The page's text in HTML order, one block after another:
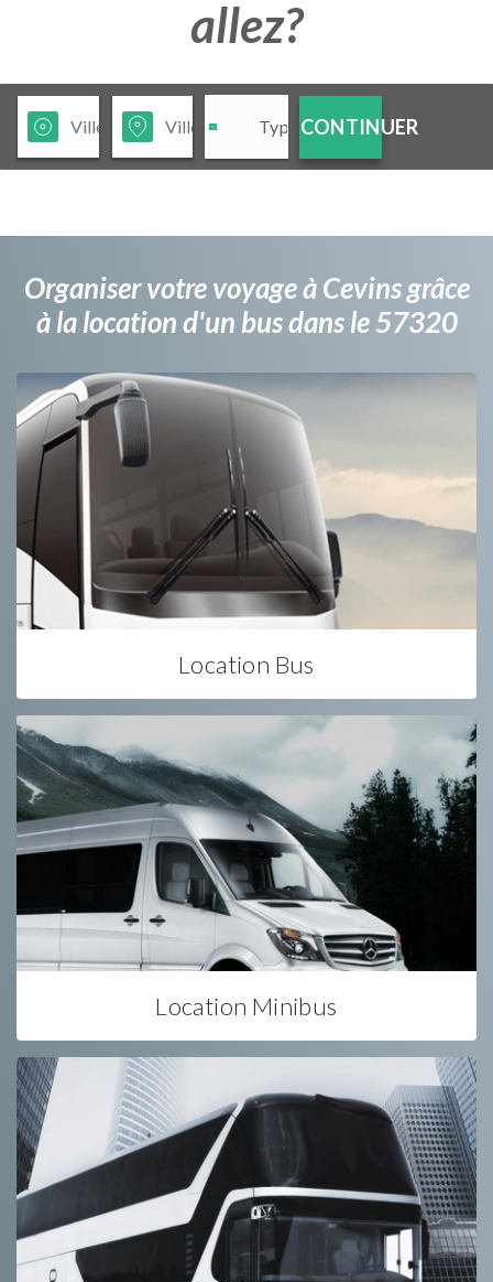
allez?
CONTINUER
Organiser votre voyage à Cevins grâce
à la location d'un bus dans le 57320
Location Bus
Location Minibus